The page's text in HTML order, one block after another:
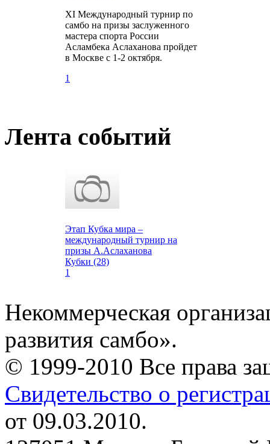
XI Международный турнир по
самбо на призы заслуженного
мастера спорта России
Асламбека Аслаханова пройдет
в Москве с 1-2 октября.
1
Лента событий
Этап Кубка мира –
международный турнир на
призы А.Аслаханова
Кубки (28)
1
Некоммерческая
развития самбо».
© 1999-2010 Все права
Свидетельство о
от 09.03.2010.